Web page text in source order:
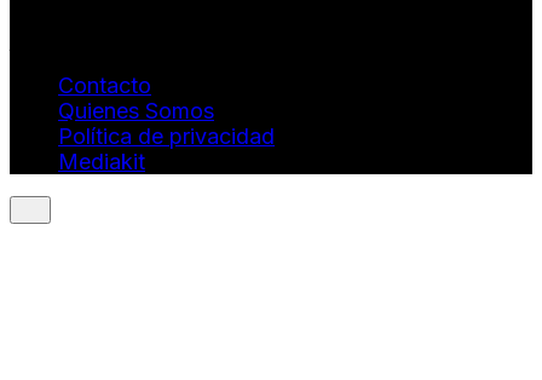
Contacto
Quienes Somos
Política de privacidad
Mediakit